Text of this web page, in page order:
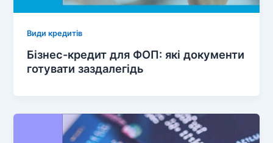
Види кредитів
Бізнес-кредит для ФОП: які документи
готувати заздалегідь